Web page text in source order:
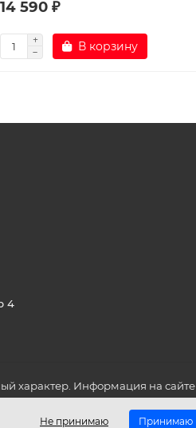
14 590 ₽
В корзину
Не принимаю Принимаю
4
характер. Информация на сайте
характеристиках в товаре